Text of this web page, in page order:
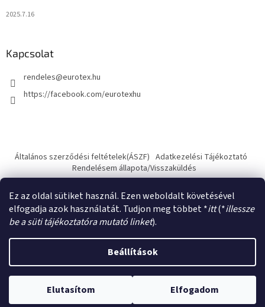
Ez az oldal sütiket használ. Ezen weboldalt követésével
elfogadja azok használatát. Tudjon meg többet *itt(*illessze
be a süti tájékoztatóra mutató linket).
Beállítások
Elutasítom Elfogadom
2025.7.16
Kapcsolat
rendeles@eurotex.hu
https://facebook.com/eurotexhu
Általános szerződési feltételek(ÁSZF) Adatkezelési Tájékoztató
Rendelésem állapota/Visszaküldés
Copyright 2026Eurotex.hu - használtruha nagykereskedés.
Minden jog fenntartva.